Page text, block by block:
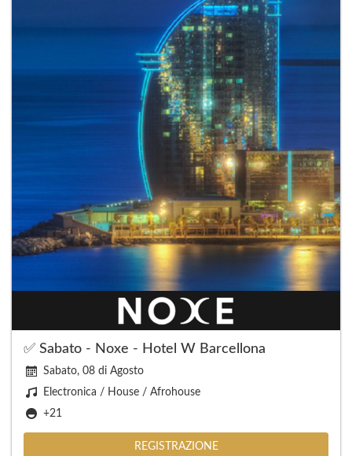
✅ Sabato - Noxe - Hotel W Barcellona
Sabato, 08 di Agosto
Electronica / House / Afrohouse
+21
REGISTRAZIONE